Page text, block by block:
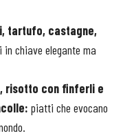
tartufo, castagne,
chiave elegante ma
risotto con finferli e
piatti che evocano